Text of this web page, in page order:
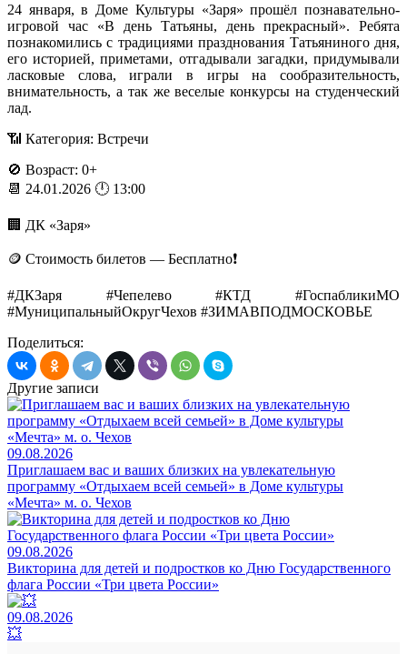
24 января, в Доме Культуры «Заря» прошёл познавательно-
игровой час «В день Татьяны, день прекрасный». Ребята
познакомились с традициями празднования Татьяниного дня,
его историей, приметами, отгадывали загадки, придумывали
ласковые слова, играли в игры на сообразительность,
внимательность, а так же веселые конкурсы на студенческий
лад.
📶 Категория: Встречи
🚫 Возраст: 0+
📆 24.01.2026 🕛 13:00
🏢 ДК «Заря»
🪙 Стоимость билетов — Бесплатно❗️
#ДКЗаря #Чепелево #КТД #ГоспабликиМО
#МуниципальныйОкругЧехов #ЗИМАВПОДМОСКОВЬЕ
Поделиться:
Другие записи
09.08.2026
Приглашаем вас и ваших близких на увлекательную
программу «Отдыхаем всей семьей» в Доме культуры
«Мечта» м. о. Чехов
09.08.2026
Викторина для детей и подростков ко Дню Государственного
флага России «Три цвета России»
09.08.2026
💥